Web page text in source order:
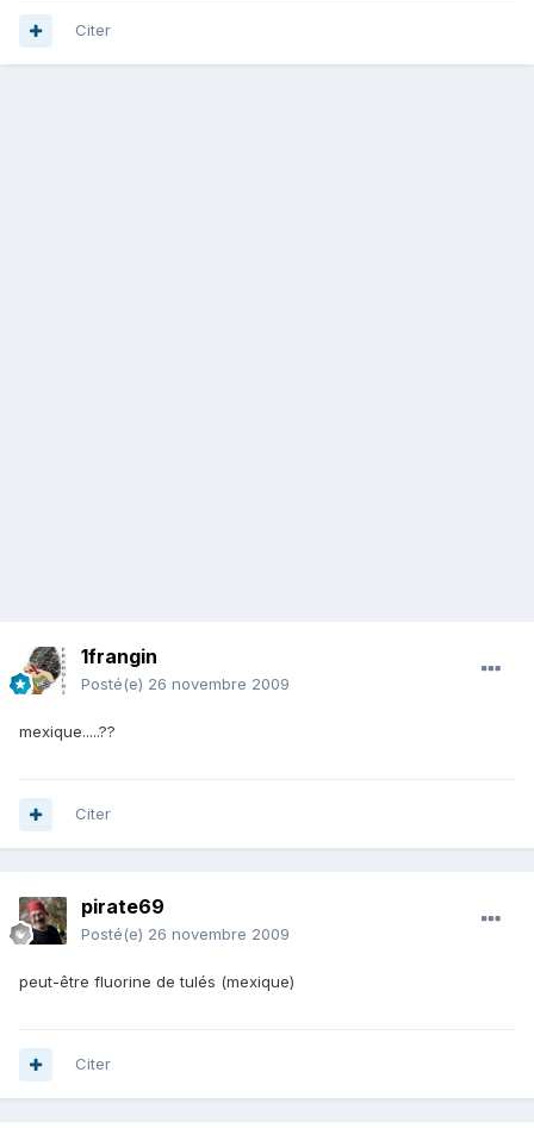
Citer
1frangin
Posté(e) 26 novembre 2009
mexique.....??
Citer
pirate69
Posté(e) 26 novembre 2009
peut-être fluorine de tulés (mexique)
Citer